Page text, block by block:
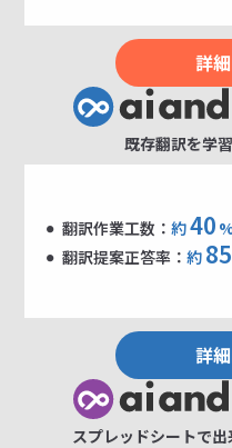
詳
既存翻訳を学
翻訳作業工数：約40
翻訳提案正答率：約 85
詳
スプレッドシートで